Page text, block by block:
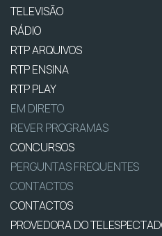
TELEVISÃO
RÁDIO
RTP ARQUIVOS
RTP ENSINA
RTP PLAY
EM DIRETO
REVER PROGRAMAS
CONCURSOS
PERGUNTAS FREQUENTES
CONTACTOS
CONTACTOS
PROVEDORA DO